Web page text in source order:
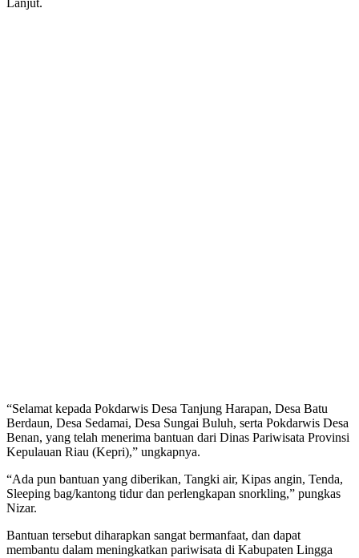
“Selamat kepada Pokdarwis Desa Tanjung Harapan, Desa Batu
Berdaun, Desa Sedamai, Desa Sungai Buluh, serta Pokdarwis Desa
Benan, yang telah menerima bantuan dari Dinas Pariwisata Provinsi
Kepulauan Riau (Kepri),” ungkapnya.
“Ada pun bantuan yang diberikan, Tangki air, Kipas angin, Tenda,
Sleeping bag/kantong tidur dan perlengkapan snorkling,” pungkas
Nizar.
Bantuan tersebut diharapkan sangat bermanfaat, dan dapat
membantu dalam meningkatkan pariwisata di Kabupaten Lingga